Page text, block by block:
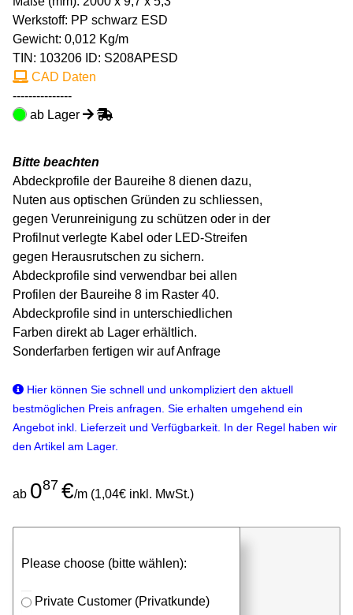
Werkstoff: PP schwarz ESD
Gewicht: 0,012 Kg/m
TIN: 103206 ID: S208APESD
CAD Daten
---------------
ab Lager
Bitte beachten
Abdeckprofile der Baureihe 8 dienen dazu,
Nuten aus optischen Gründen zu schliessen,
gegen Verunreinigung zu schützen oder in der
Profilnut verlegte Kabel oder LED-Streifen
gegen Herausrutschen zu sichern.
Abdeckprofile sind verwendbar bei allen
Profilen der Baureihe 8 im Raster 40.
Abdeckprofile sind in unterschiedlichen
Farben direkt ab Lager erhältlich.
Sonderfarben fertigen wir auf Anfrage
Hier können Sie schnell und unkompliziert den aktuell
bestmöglichen Preis anfragen. Sie erhalten umgehend ein
Angebot inkl. Lieferzeit und Verfügbarkeit. In der Regel haben wir
den Artikel am Lager.
ab 087 €/m (1,04€ inkl. MwSt.)
Please choose (bitte wählen):
Private Customer (Privatkunde)
⮮